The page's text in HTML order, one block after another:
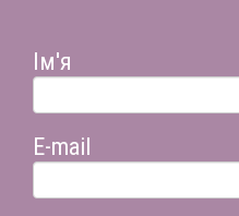
Ім'я
E-mail